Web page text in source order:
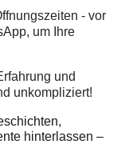
- vor
um Ihre
und
unkompliziert!
hinterlassen –